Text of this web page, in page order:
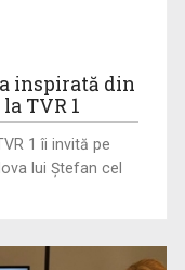
și finalele
inspirată din
TVR 1
1 îi invită pe
lui Ștefan cel